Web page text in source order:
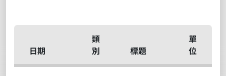
日期
類
別
標題
單
位